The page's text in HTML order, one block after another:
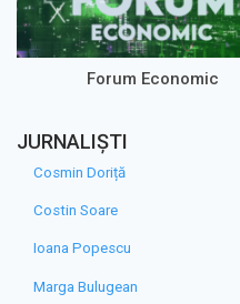
Forum Economic
JURNALIȘTI
Cosmin Doriță
Costin Soare
Ioana Popescu
Marga Bulugean